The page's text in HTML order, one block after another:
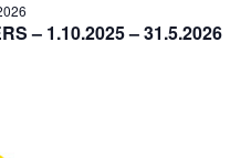
– 1.10.2025 – 31.5.2026